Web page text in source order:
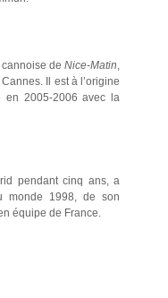
cannoise deNice-Matin,
Il est à l’origine
en 2005-2006 avec la
pendant cinq ans, a
monde 1998, de son
équipe de France.